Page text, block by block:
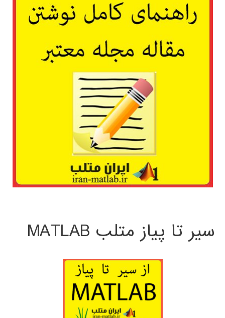
سیر تا پیاز متلب MATLAB